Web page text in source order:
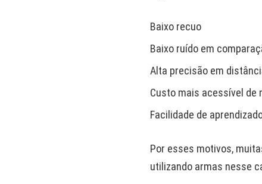
Baixo recuo
Baixo ruído em
Alta precisão em
Custo mais acessível de
Facilidade de
Por esses motivos,
utilizando armas nesse